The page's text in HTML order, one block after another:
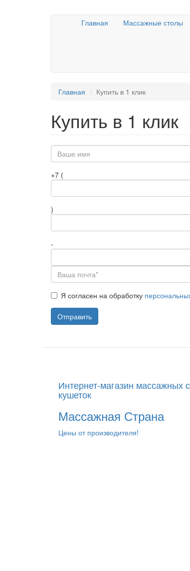
Главная Массажные столы
Главная Купить в 1 клик
Купить в 1 клик
+7 (
part
)
part
-
Телефон,
part
3
*
Я согласен на обработку
Персональные
данные
*
Отправить
Интернет-магазин массажных
кушеток
Массажная Страна
Цены от производителя!